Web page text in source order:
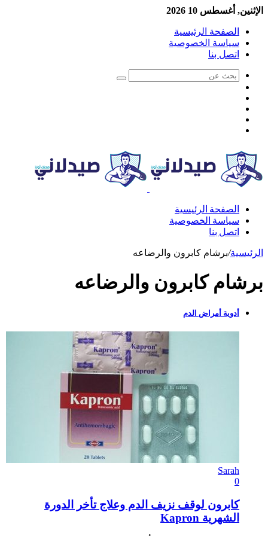
الإثنين, أغسطس 10 2026
الصفحة الرئيسية
سياسة الخصوصية
اتصل بنا
الصفحة الرئيسية
سياسة الخصوصية
اتصل بنا
الرئيسية/برشام كابرون والرضاعه
برشام كابرون والرضاعه
أدوية أمراض الدم
Sarah
0
كابرون لوقف نزيف الدم وعلاج تأخر الدورة
الشهرية Kapron